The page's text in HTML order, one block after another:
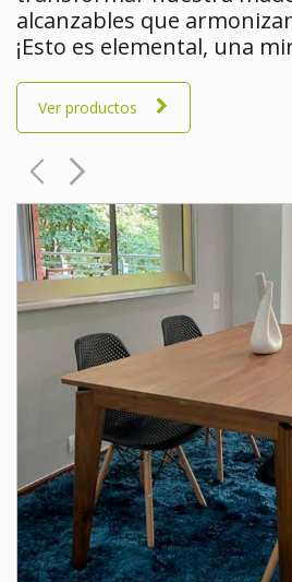
alcanzables que
¡Esto es elemental, una
Ver productos